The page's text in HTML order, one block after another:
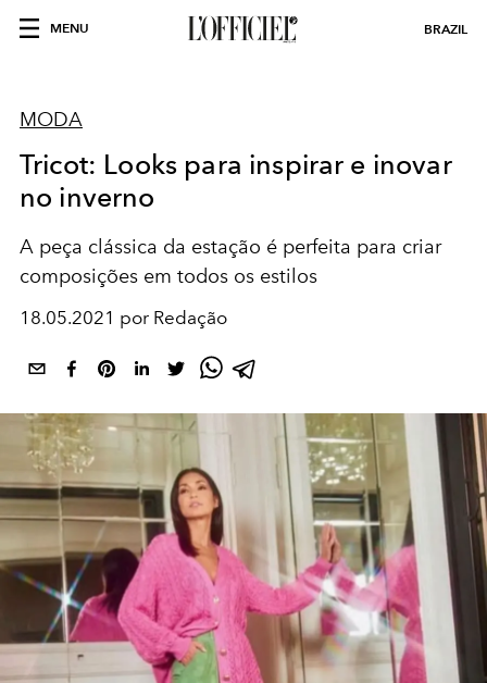
MENU BRAZIL
MODA
Tricot: Looks para inspirar e inovar
no inverno
A peça clássica da estação é perfeita para criar
composições em todos os estilos
18.05.2021 por Redação